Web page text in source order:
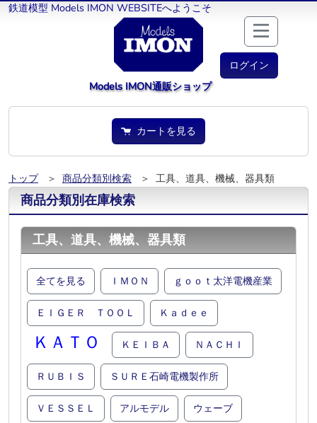
鉄道模型 Models IMON WEBSITEへようこそ
ログイン
Models IMON通販ショップ
カートを見る
トップ ＞ 商品分類別検索 ＞ 工具、道具、機械、器具類
商品分類別在庫検索
工具、道具、機械、器具類
全てを見る ＩＭＯＮ ｇｏｏｔ太洋電機産業
ＥＩＧＥＲ ＴＯＯＬ Ｋａｄｅｅ
ＫＡＴＯ ＫＥＩＢＡ ＮＡＣＨＩ
ＲＵＢＩＳ ＳＵＲＥ石崎電機製作所
ＶＥＳＳＥＬ アルモデル ウェーブ